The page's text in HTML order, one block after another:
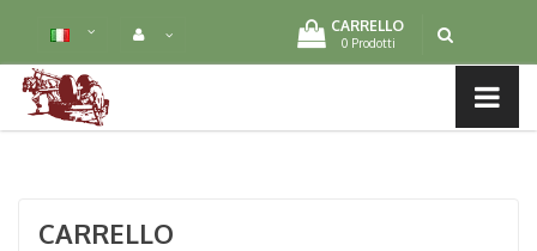
CARRELLO
0 Prodotti
MENU LIST
CARRELLO